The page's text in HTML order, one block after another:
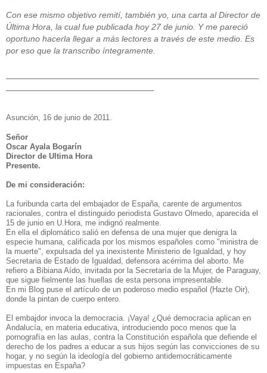
Con ese mismo objetivo remití, también yo, una carta al Director de
Última Hora, la cual fue publicada hoy 27 de junio. Y me pareció
oportuno hacerla llegar a más lectores a través de este medio. Es
por eso que la transcribo íntegramente.
Asunción, 16 de junio de 2011.
Señor
Oscar Ayala Bogarín
Director de Ultima Hora
Presente.
De mi consideración:
La furibunda carta del embajador de España, carente de argumentos
racionales, contra el distinguido periodista Gustavo Olmedo, aparecida el
15 de junio en U.Hora, me indignó realmente.
En ella el diplomático salió en defensa de una mujer que denigra la
especie humana, calificada por los mismos españoles como "ministra de
la muerte", expulsada del ya inexistente Ministerio de Igualdad, y hoy
Secretaria de Estado de Igualdad, defensora acérrima del aborto. Me
refiero a Bibiana Aído, invitada por la Secretaría de la Mujer, de Paraguay,
que sigue fielmente las huellas de esta persona impresentable.
En mi Blog puse el artículo de un poderoso medio español (Hazte Oir),
donde la pintan de cuerpo entero.
El embajdor invoca la democracia. ¡Vaya! ¿Qué democracia aplican en
Andalucía, en materia educativa, introduciendo poco menos que la
pornografía en las aulas, contra la Constitución española que defiende el
derecho de los padres a educar a sus hijos según las convicciones de su
hogar, y no según la ideología del gobierno antidemocráticamente
impuestas en España?